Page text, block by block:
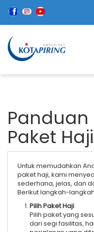
Panduan
Paket Haji
Untuk memudahkan
paket haji, kami
sederhana, jelas, dan
Berikut langkah-
Pilih Paket Haji
Pilih paket yang
dari segi fasilitas,